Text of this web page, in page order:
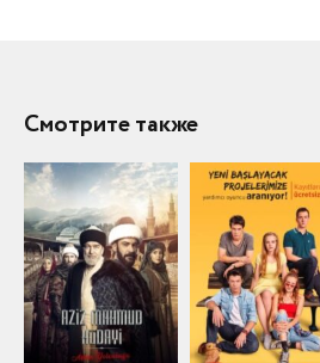
Смотрите также